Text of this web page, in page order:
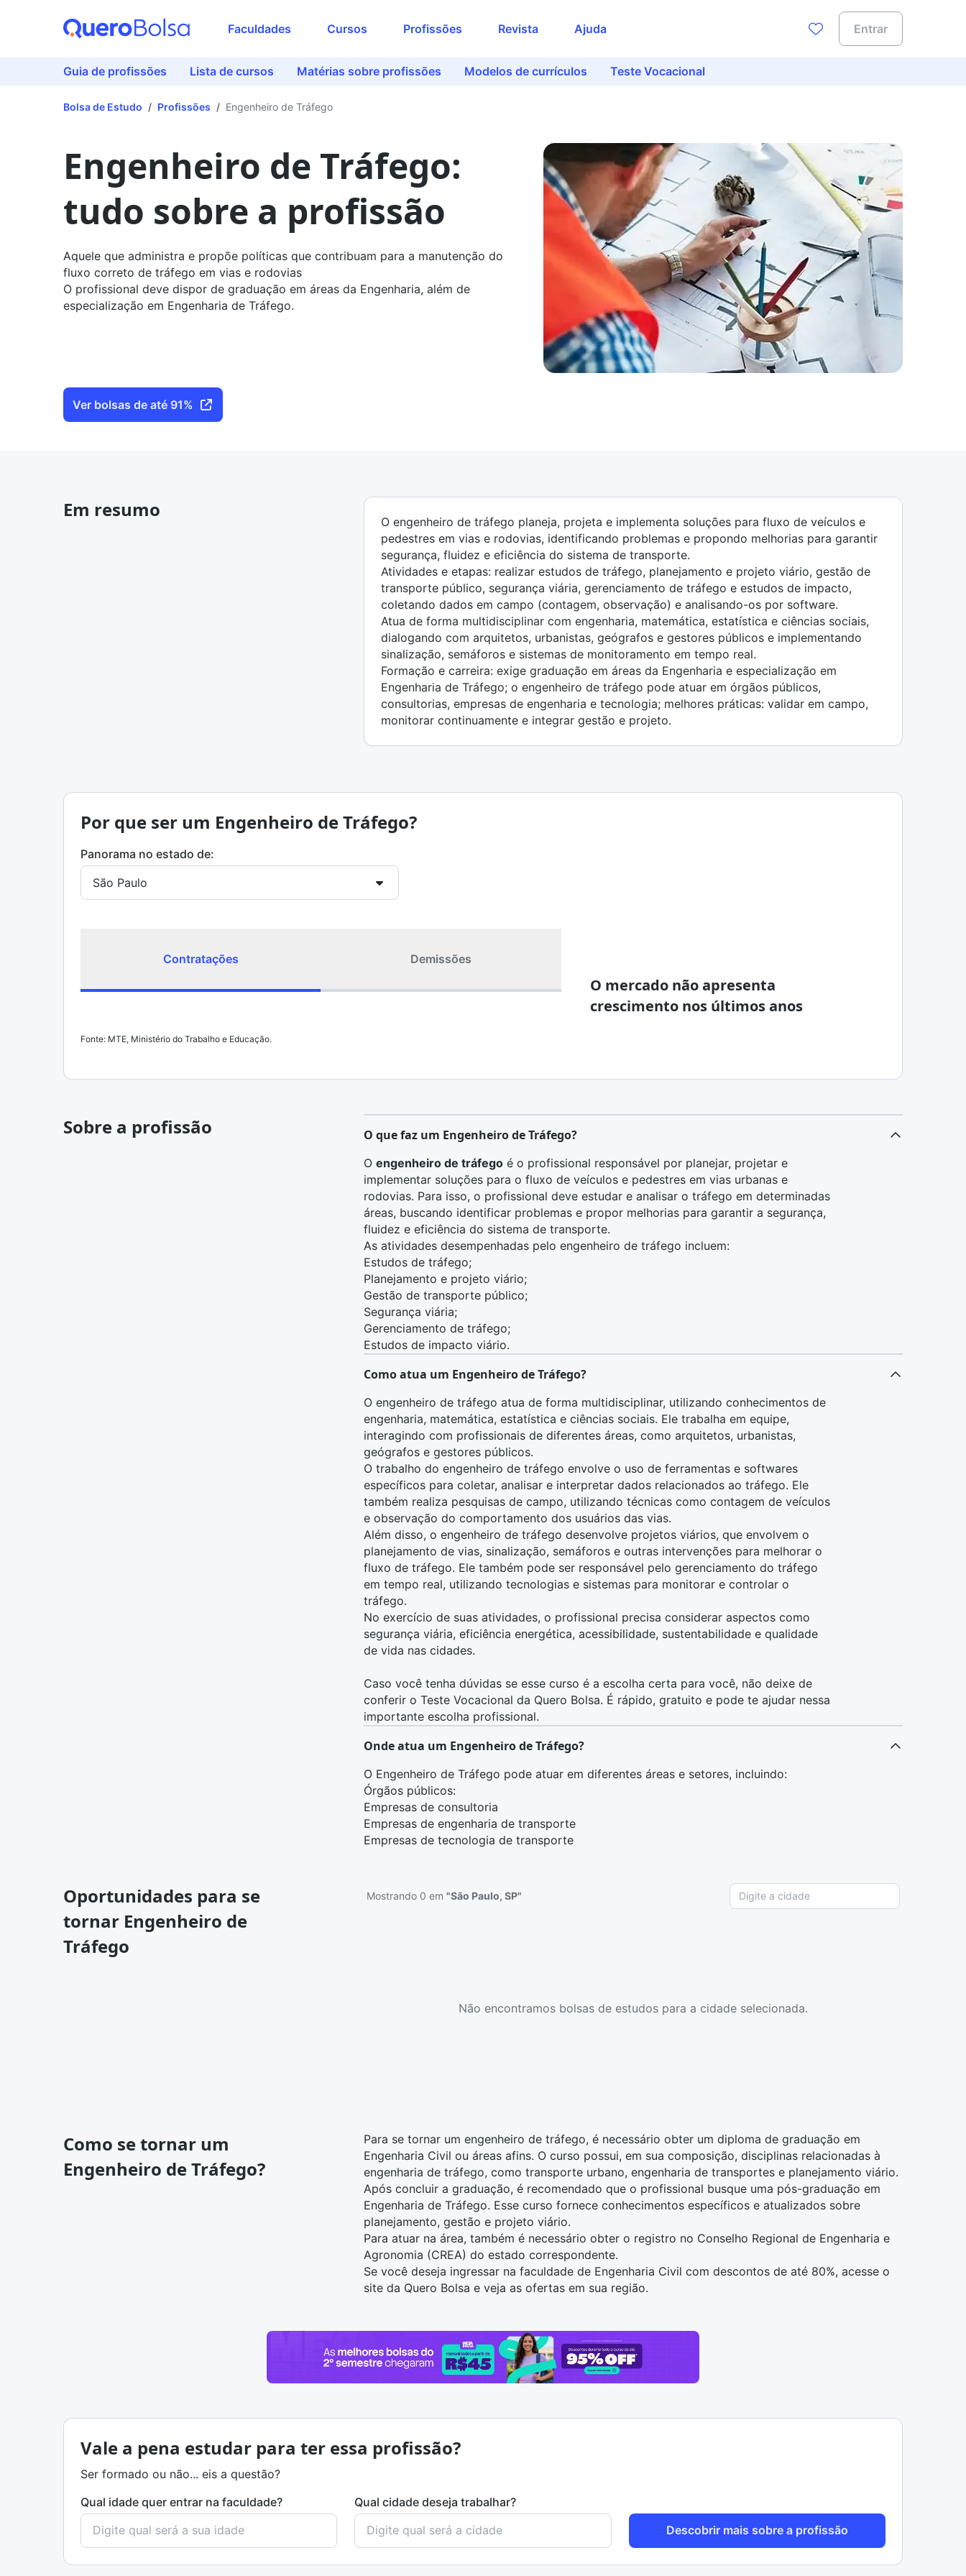
Faculdades Cursos Profissões Revista Ajuda Entrar
Guia de profissões Lista de cursos Matérias sobre profissões Modelos de currículos Teste Vocacional
Bolsa de Estudo / Profissões / Engenheiro de Tráfego
Engenheiro de Tráfego:
tudo sobre a profissão
Aquele que administra e propõe políticas que contribuam para a manutenção do
fluxo correto de tráfego em vias e rodovias
O profissional deve dispor de graduação em áreas da Engenharia, além de
especialização em Engenharia de Tráfego.
Ver bolsas de até 91%
Em resumo
O engenheiro de tráfego planeja, projeta e implementa soluções para fluxo de veículos e
pedestres em vias e rodovias, identificando problemas e propondo melhorias para garantir
segurança, fluidez e eficiência do sistema de transporte.
Atividades e etapas: realizar estudos de tráfego, planejamento e projeto viário, gestão de
transporte público, segurança viária, gerenciamento de tráfego e estudos de impacto,
coletando dados em campo (contagem, observação) e analisando-os por software.
Atua de forma multidisciplinar com engenharia, matemática, estatística e ciências sociais,
dialogando com arquitetos, urbanistas, geógrafos e gestores públicos e implementando
sinalização, semáforos e sistemas de monitoramento em tempo real.
Formação e carreira: exige graduação em áreas da Engenharia e especialização em
Engenharia de Tráfego; o engenheiro de tráfego pode atuar em órgãos públicos,
consultorias, empresas de engenharia e tecnologia; melhores práticas: validar em campo,
monitorar continuamente e integrar gestão e projeto.
Por que ser um Engenheiro de Tráfego?
Panorama no estado de:
completo
Preencha seus dados para liberar o
acesso
E-mail
Telefone
políticas de privacidade
Contratações Demissões
Fonte: MTE, Ministério do Trabalho e Educação.
O mercado não apresenta
crescimento nos últimos anos
Sobre a profissão O que faz um Engenheiro de Tráfego?
O engenheiro de tráfego é o profissional responsável por planejar, projetar e
implementar soluções para o fluxo de veículos e pedestres em vias urbanas e
rodovias. Para isso, o profissional deve estudar e analisar o tráfego em determinadas
áreas, buscando identificar problemas e propor melhorias para garantir a segurança,
fluidez e eficiência do sistema de transporte.
As atividades desempenhadas pelo engenheiro de tráfego incluem:
Estudos de tráfego;
Planejamento e projeto viário;
Gestão de transporte público;
Segurança viária;
Gerenciamento de tráfego;
Estudos de impacto viário.
Como atua um Engenheiro de Tráfego?
O engenheiro de tráfego atua de forma multidisciplinar, utilizando conhecimentos de
engenharia, matemática, estatística e ciências sociais. Ele trabalha em equipe,
interagindo com profissionais de diferentes áreas, como arquitetos, urbanistas,
geógrafos e gestores públicos.
O trabalho do engenheiro de tráfego envolve o uso de ferramentas e softwares
específicos para coletar, analisar e interpretar dados relacionados ao tráfego. Ele
também realiza pesquisas de campo, utilizando técnicas como contagem de veículos
e observação do comportamento dos usuários das vias.
Além disso, o engenheiro de tráfego desenvolve projetos viários, que envolvem o
planejamento de vias, sinalização, semáforos e outras intervenções para melhorar o
fluxo de tráfego. Ele também pode ser responsável pelo gerenciamento do tráfego
em tempo real, utilizando tecnologias e sistemas para monitorar e controlar o
tráfego.
No exercício de suas atividades, o profissional precisa considerar aspectos como
segurança viária, eficiência energética, acessibilidade, sustentabilidade e qualidade
de vida nas cidades.
Caso você tenha dúvidas se esse curso é a escolha certa para você, não deixe de
conferir o Teste Vocacional da Quero Bolsa. É rápido, gratuito e pode te ajudar nessa
importante escolha profissional.
Onde atua um Engenheiro de Tráfego?
O Engenheiro de Tráfego pode atuar em diferentes áreas e setores, incluindo:
Órgãos públicos:
Empresas de consultoria
Empresas de engenharia de transporte
Empresas de tecnologia de transporte
Oportunidades para se
tornar Engenheiro de
Tráfego
Mostrando 0 em "São Paulo, SP"
Não encontramos bolsas de estudos para a cidade selecionada.
Como se tornar um
Engenheiro de Tráfego?
Para se tornar um engenheiro de tráfego, é necessário obter um diploma de graduação em
Engenharia Civil ou áreas afins. O curso possui, em sua composição, disciplinas relacionadas à
engenharia de tráfego, como transporte urbano, engenharia de transportes e planejamento viário.
Após concluir a graduação, é recomendado que o profissional busque uma pós-graduação em
Engenharia de Tráfego. Esse curso fornece conhecimentos específicos e atualizados sobre
planejamento, gestão e projeto viário.
Para atuar na área, também é necessário obter o registro no Conselho Regional de Engenharia e
Agronomia (CREA) do estado correspondente.
Se você deseja ingressar na faculdade de Engenharia Civil com descontos de até 80%, acesse o
site da Quero Bolsa e veja as ofertas em sua região.
Vale a pena estudar para ter essa profissão?
Ser formado ou não... eis a questão?
Qual idade quer entrar na faculdade?
Qual cidade deseja trabalhar?
Descobrir mais sobre a profissão